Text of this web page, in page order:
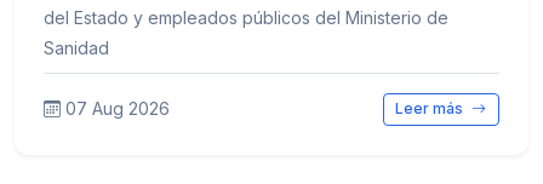
del Estado y empleados públicos del Ministerio de
Sanidad
07 Aug 2026 Leer más